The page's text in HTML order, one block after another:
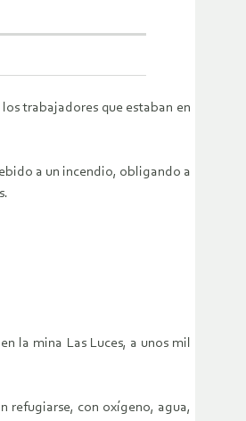
trabajadores que estaban en
a un incendio, obligando a
la mina Las Luces, a unos mil
refugiarse, con oxígeno, agua,